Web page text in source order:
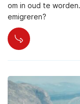
om in oud te
emigreren?